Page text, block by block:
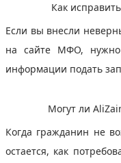
Как
Если вы внесли
на сайте МФО,
информации подать
Могут ли
Когда гражданин не
остается, как